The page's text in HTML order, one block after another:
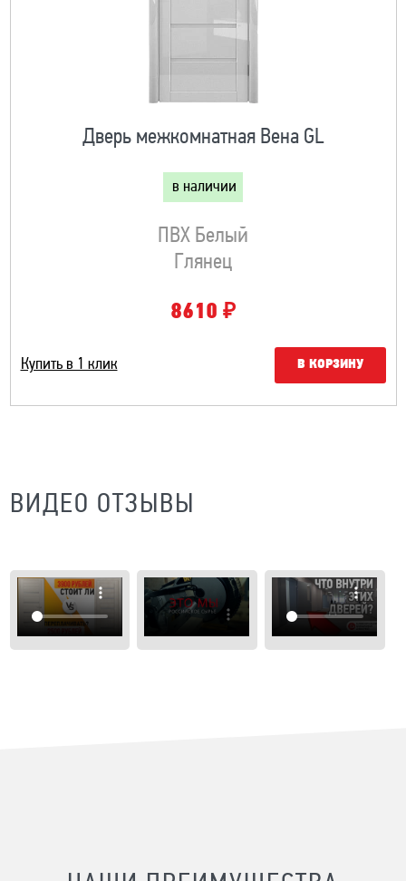
Дверь межкомнатная Вена GL
в наличии
ПВХ Белый
Глянец
8610 ₽
Купить в 1 клик В КОРЗИНУ
ВИДЕО ОТЗЫВЫ